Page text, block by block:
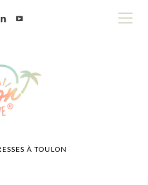
À TOULON